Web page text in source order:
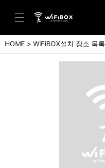
도움말/문의
고객 센터 (English)
HOME WiFiBOX설치 장소 목록